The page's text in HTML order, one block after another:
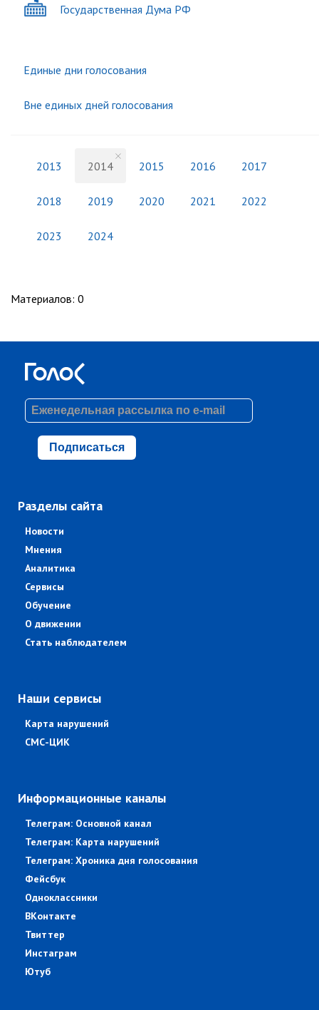
Государственная Дума РФ
Единые дни голосования
Вне единых дней голосования
2013 2014 2015 2016 2017
2018 2019 2020 2021 2022
2023 2024
Материалов: 0
Подписаться
Разделы сайта
Новости
Мнения
Аналитика
Сервисы
Обучение
О движении
Стать наблюдателем
Наши сервисы
Карта нарушений
СМС-ЦИК
Информационные каналы
Телеграм: Основной канал
Телеграм: Карта нарушений
Телеграм: Хроника дня голосования
Фейсбук
Одноклассники
ВКонтакте
Твиттер
Инстаграм
Ютуб